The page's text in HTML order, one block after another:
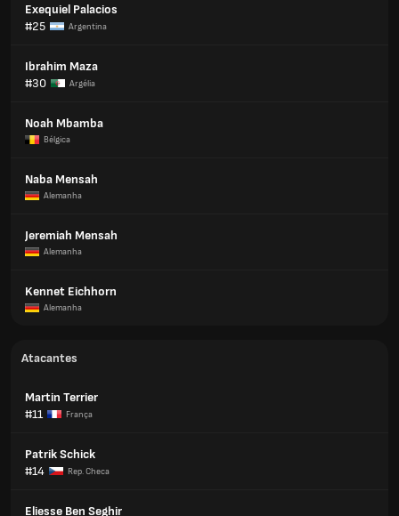
Exequiel Palacios
#25
Argentina
Ibrahim Maza
#30
Argélia
Noah Mbamba
Bélgica
Naba Mensah
Alemanha
Jeremiah Mensah
Alemanha
Kennet Eichhorn
Alemanha
Atacantes
Martin Terrier
#11
França
Patrik Schick
#14
Rep. Checa
Eliesse Ben Seghir